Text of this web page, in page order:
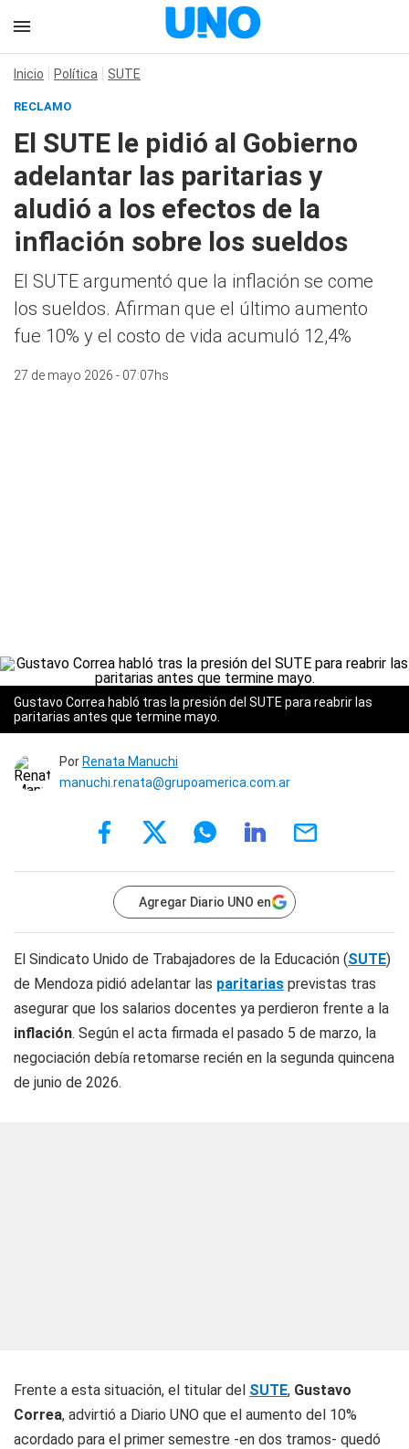
Inicio Política SUTE
RECLAMO
El SUTE le pidió al Gobierno
adelantar las paritarias y
aludió a los efectos de la
inflación sobre los sueldos
El SUTE argumentó que la inflación se come
los sueldos. Afirman que el último aumento
fue 10% y el costo de vida acumuló 12,4%
27 de mayo 2026 - 07:07hs
Gustavo Correa habló tras la presión del SUTE para reabrir las
paritarias antes que termine mayo.
Por Renata Manuchi
manuchi.renata@grupoamerica.com.ar
Agregar Diario UNO en
El Sindicato Unido de Trabajadores de la Educación (SUTE)
de Mendoza pidió adelantar las paritarias previstas tras
asegurar que los salarios docentes ya perdieron frente a la
inflación. Según el acta firmada el pasado 5 de marzo, la
negociación debía retomarse recién en la segunda quincena
de junio de 2026.
Frente a esta situación, el titular del SUTE, Gustavo
Correa, advirtió a Diario UNO que el aumento del 10%
acordado para el primer semestre -en dos tramos- quedó